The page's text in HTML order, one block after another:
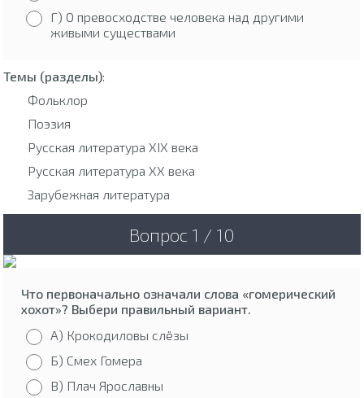
Г) О превосходстве человека над другими
живыми существами
Темы (разделы):
Фольклор
Поэзия
Русская литература XIX века
Русская литература XX века
Зарубежная литература
Вопрос 1 / 10
Что первоначально означали слова «гомерический
хохот»? Выбери правильный вариант.
А) Крокодиловы слёзы
Б) Смех Гомера
В) Плач Ярославны